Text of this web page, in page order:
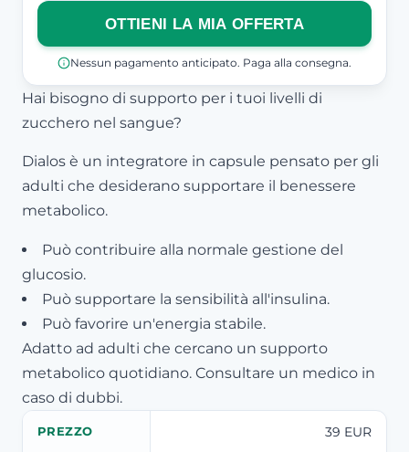
OTTIENI LA MIA OFFERTA
Nessun pagamento anticipato. Paga alla consegna.
Hai bisogno di supporto per i tuoi livelli di
zucchero nel sangue?
Dialos è un integratore in capsule pensato per gli
adulti che desiderano supportare il benessere
metabolico.
Può contribuire alla normale gestione del
glucosio.
Può supportare la sensibilità all'insulina.
Può favorire un'energia stabile.
Adatto ad adulti che cercano un supporto
metabolico quotidiano. Consultare un medico in
caso di dubbi.
PREZZO 39 EUR